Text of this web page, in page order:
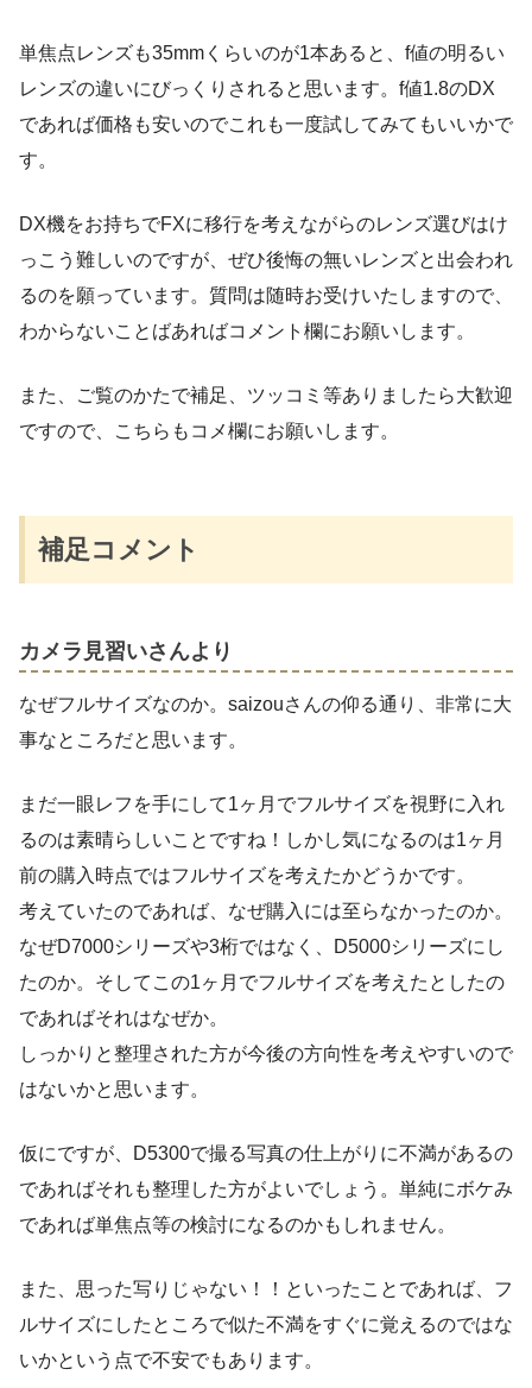
単焦点レンズも35mmくらいのが1本あると、f値の明るい
レンズの違いにびっくりされると思います。f値1.8のDX
であれば価格も安いのでこれも一度試してみてもいいかで
す。
DX機をお持ちでFXに移行を考えながらのレンズ選びはけ
っこう難しいのですが、ぜひ後悔の無いレンズと出会われ
るのを願っています。質問は随時お受けいたしますので、
わからないことばあればコメント欄にお願いします。
また、ご覧のかたで補足、ツッコミ等ありましたら大歓迎
ですので、こちらもコメ欄にお願いします。
補足コメント
カメラ見習いさんより
なぜフルサイズなのか。saizouさんの仰る通り、非常に大
事なところだと思います。
まだ一眼レフを手にして1ヶ月でフルサイズを視野に入れ
るのは素晴らしいことですね！しかし気になるのは1ヶ月
前の購入時点ではフルサイズを考えたかどうかです。
考えていたのであれば、なぜ購入には至らなかったのか。
なぜD7000シリーズや3桁ではなく、D5000シリーズにし
たのか。そしてこの1ヶ月でフルサイズを考えたとしたの
であればそれはなぜか。
しっかりと整理された方が今後の方向性を考えやすいので
はないかと思います。
仮にですが、D5300で撮る写真の仕上がりに不満があるの
であればそれも整理した方がよいでしょう。単純にボケみ
であれば単焦点等の検討になるのかもしれません。
また、思った写りじゃない！！といったことであれば、フ
ルサイズにしたところで似た不満をすぐに覚えるのではな
いかという点で不安でもあります。